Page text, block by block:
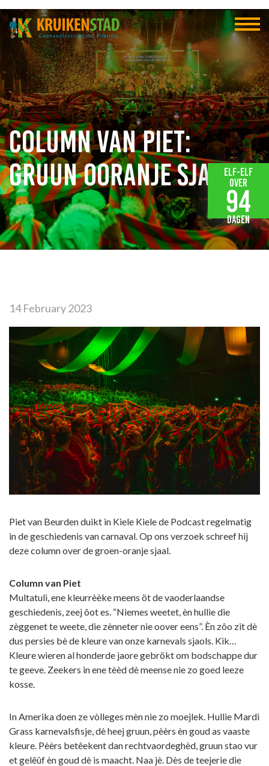
Column van Piet:
Gruun ooranje sjaol
14 February 2023
Piet van Beurden duikt in Kiele Kiele de Podcast regelmatig
in de geschiedenis van carnaval. Op ons verzoek schreef hij
deze column over de groen-oranje sjaal.
Column van Piet
Multatuli, ene kleurrèèke meens öt de vaoderlaandse
geschiedenis, zeej ôot es. “Niemes weetet, èn hullie die
zèggenet te weete, die zènneter nie oover eens”. Èn zôo zit dè
dus persies bè de kleure van onze karnevals sjaols. Kik…
Kleure wieren al honderde jaore gebrökt om bodschappe dur
te geeve. Zeekers in ene tèèd dè meense nie zo goed leeze
kosse.
In Amerika doen ze vòlleges mèn nie zo moejlek. Hullie Mardi
Grass karnevalsfisje, dè heej gruun, pèèrs èn goud as vaaste
kleure. Pèèrs betêekent dan rechtvaordeghèd, gruun stao vur
et gelêûf èn goud dè is maacht. Naa jè. Dès de teejerie die
Elf-elf
over
94
dagen